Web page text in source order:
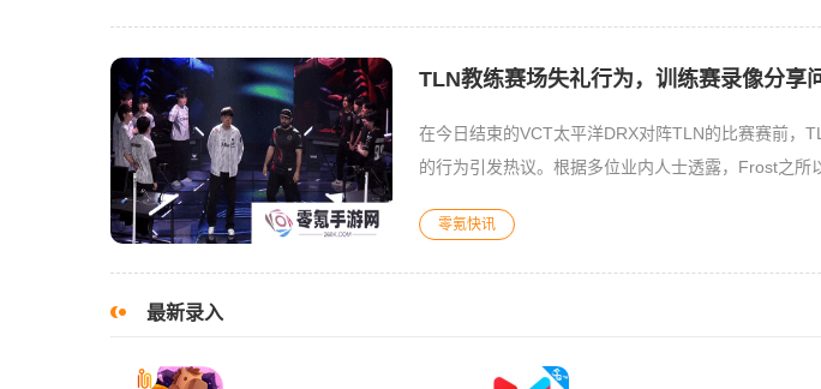
TLN教练赛场失礼行为，训练赛录像分享
在今日结束的VCT太平洋DRX对阵TLN的比赛赛前，
的行为引发热议。根据多位业内人士透露，Frost之所
零氪快讯
最新录入